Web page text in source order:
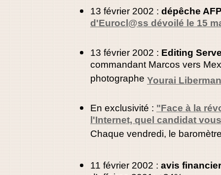
13 février 2002 : dépêche
d'Eurocl@ss dévoilé le 15
13 février 2002 : Editing
commandant Marcos vers
photographe Yourai Liberman
En exclusivité : "Face à la
l'Internet, quel candidat
Chaque vendredi, le
11 février 2002 : avis financier